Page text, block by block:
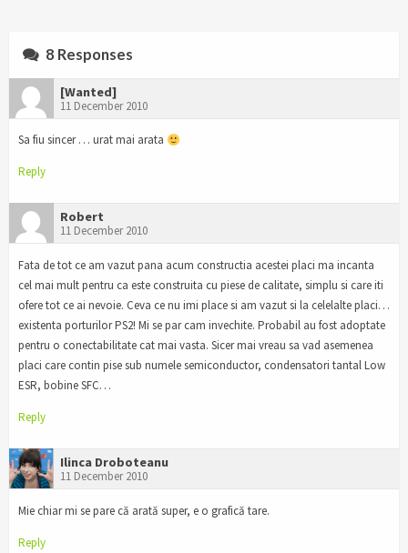
8 Responses
[Wanted]
11 December 2010
Sa fiu sincer … urat mai arata
Reply
Robert
11 December 2010
Fata de tot ce am vazut pana acum constructia acestei placi ma incanta
cel mai mult pentru ca este construita cu piese de calitate, simplu si care iti
ofere tot ce ai nevoie. Ceva ce nu imi place si am vazut si la celelalte placi…
existenta porturilor PS2! Mi se par cam invechite. Probabil au fost adoptate
pentru o conectabilitate cat mai vasta. Sicer mai vreau sa vad asemenea
placi care contin pise sub numele semiconductor, condensatori tantal Low
ESR, bobine SFC…
Reply
Ilinca Droboteanu
11 December 2010
Mie chiar mi se pare că arată super, e o grafică tare.
Reply